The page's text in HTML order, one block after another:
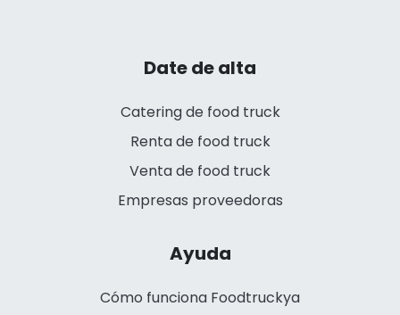
Date de alta
Catering de food truck
Renta de food truck
Venta de food truck
Empresas proveedoras
Ayuda
Cómo funciona Foodtruckya